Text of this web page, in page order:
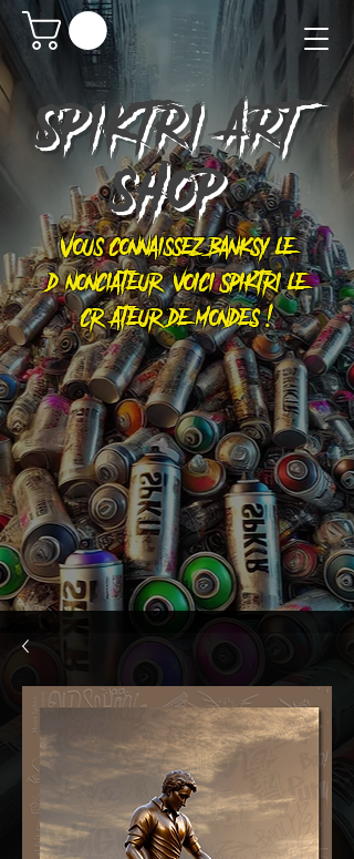
SPIKTRIART
SHOP
Vous connaissez Banksy le
dénonciateur, voici Spiktri le
créateur de mondes !